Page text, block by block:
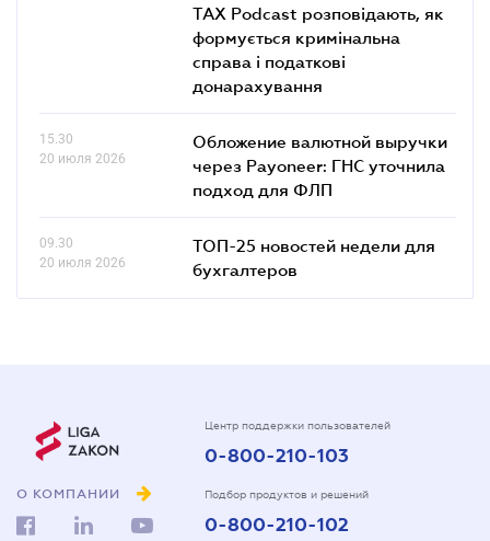
TAX Podcast розповідають, як
формується кримінальна
справа і податкові
донарахування
15.30
20 июля 2026
Обложение валютной выручки
через Payoneer: ГНС уточнила
подход для ФЛП
09.30
20 июля 2026
ТОП-25 новостей недели для
бухгалтеров
О КОМПАНИИ
Центр поддержки пользователей
0-800-210-103
Подбор продуктов и решений
0-800-210-102